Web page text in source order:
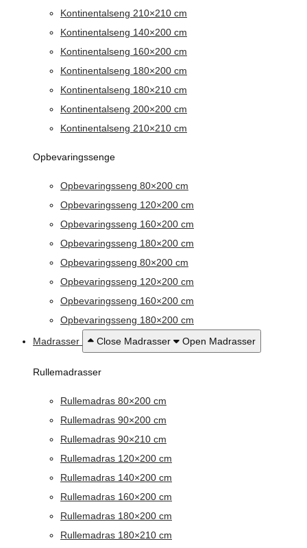
Kontinentalseng 210×210 cm
Kontinentalseng 140×200 cm
Kontinentalseng 160×200 cm
Kontinentalseng 180×200 cm
Kontinentalseng 180×210 cm
Kontinentalseng 200×200 cm
Kontinentalseng 210×210 cm
Opbevaringssenge
Opbevaringsseng 80×200 cm
Opbevaringsseng 120×200 cm
Opbevaringsseng 160×200 cm
Opbevaringsseng 180×200 cm
Opbevaringsseng 80×200 cm
Opbevaringsseng 120×200 cm
Opbevaringsseng 160×200 cm
Opbevaringsseng 180×200 cm
Madrasser
Close Madrasser Open Madrasser
Rullemadrasser
Rullemadras 80×200 cm
Rullemadras 90×200 cm
Rullemadras 90×210 cm
Rullemadras 120×200 cm
Rullemadras 140×200 cm
Rullemadras 160×200 cm
Rullemadras 180×200 cm
Rullemadras 180×210 cm